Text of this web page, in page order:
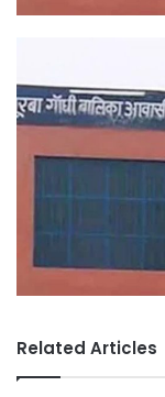
Related Articles